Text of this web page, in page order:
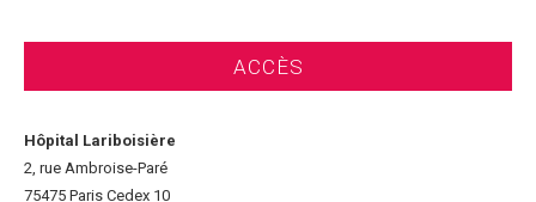
ACCÈS
Hôpital Lariboisière
2, rue Ambroise-Paré
75475 Paris Cedex 10